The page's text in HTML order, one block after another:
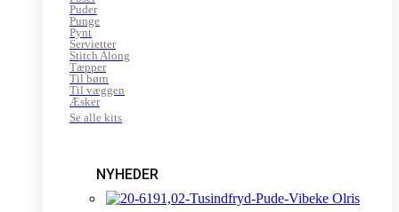
Puder
Punge
Pynt
Servietter
Stitch Along
Tæpper
Til børn
Til væggen
Æsker
Se alle kits
NYHEDER